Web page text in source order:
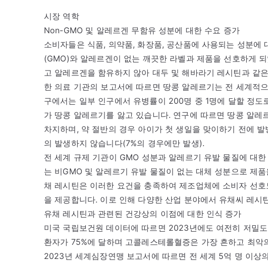
시장 역학
Non-GMO 및 알레르겐 무함유 성분에 대한 수요 증가
소비자들은 식품, 의약품, 화장품, 공산품에 사용되는 성분에
(GMO)와 알레르겐이 없는 깨끗한 라벨과 제품을 선호하게
고 알레르겐을 함유하지 않아 대두 및 해바라기 레시틴과 같
한 의료 기관의 보고서에 따르면 땅콩 알레르기는 전 세계적
구에서는 일부 인구에서 유병률이 200명 중 1명에 달할 정
가 땅콩 알레르기를 앓고 있습니다. 연구에 따르면 땅콩 알
차지하며, 약 절반의 경우 아이가 첫 생일을 맞이하기 전에
의 발생하지 않습니다(7%의 경우에만 발생).
전 세계 규제 기관이 GMO 성분과 알레르기 유발 물질에 대
는 비GMO 및 알레르기 유발 물질이 없는 대체 성분으로 제
채 레시틴은 이러한 요건을 충족하여 제조업체에 소비자 선
을 제공합니다. 이로 인해 다양한 산업 분야에서 유채씨 레시
유채 레시틴과 관련된 건강상의 이점에 대한 인식 증가
미국 국립보건원 데이터에 따르면 2023년에도 여전히 저밀
환자가 75%에 달하며 고콜레스테롤혈증은 가장 흔하고 최
2023년 세계심장연맹 보고서에 따르면 전 세계 5억 명 이상